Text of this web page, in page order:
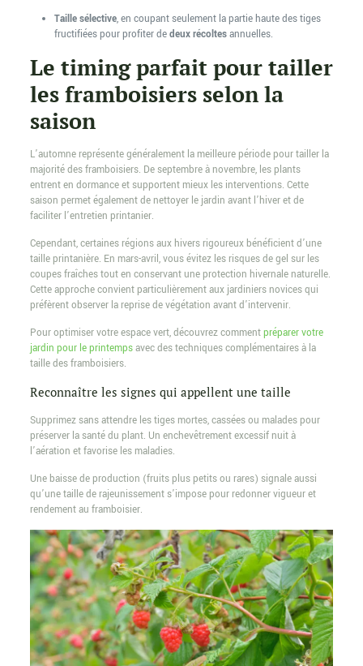
Taille sélective, en coupant seulement la partie haute des tiges
fructifiées pour profiter dedeux récoltesannuelles.
Le timing parfait pour tailler
les framboisiers selon la
saison
L’automne représente généralement la meilleure période pour tailler la
majorité des framboisiers. De septembre à novembre, les plants
entrent en dormance et supportent mieux les interventions. Cette
saison permet également de nettoyer le jardin avant l’hiver et de
faciliter l’entretien printanier.
Cependant, certaines régions aux hivers rigoureux bénéficient d’une
taille printanière. En mars-avril, vous évitez les risques de gel sur les
coupes fraîches tout en conservant une protection hivernale naturelle.
Cette approche convient particulièrement aux jardiniers novices qui
préfèrent observer la reprise de végétation avant d’intervenir.
Pour optimiser votre espace vert, découvrez commentpréparer votre
jardin pour le printempsavec des techniques complémentaires à la
taille des framboisiers.
Reconnaître les signes qui appellent une taille
Supprimez sans attendre les tiges mortes, cassées ou malades pour
préserver la santé du plant. Un enchevêtrement excessif nuit à
l’aération et favorise les maladies.
Une baisse de production (fruits plus petits ou rares) signale aussi
qu’une taille de rajeunissement s’impose pour redonner vigueur et
rendement au framboisier.